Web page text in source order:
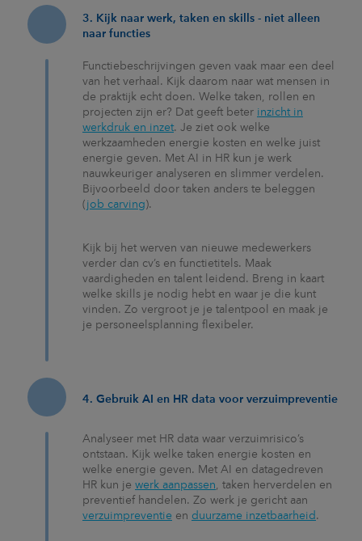
3. Kijk naar werk, taken en skills - niet alleen
naar functies
Functiebeschrijvingen geven vaak maar een deel
van het verhaal. Kijk daarom naar wat mensen in
de praktijk echt doen. Welke taken, rollen en
projecten zijn er? Dat geeft beter inzicht in
werkdruk en inzet. Je ziet ook welke
werkzaamheden energie kosten en welke juist
energie geven. Met AI in HR kun je werk
nauwkeuriger analyseren en slimmer verdelen.
Bijvoorbeeld door taken anders te beleggen
( job carving ).
Kijk bij het werven van nieuwe medewerkers
verder dan cv’s en functietitels. Maak
vaardigheden en talent leidend. Breng in kaart
welke skills je nodig hebt en waar je die kunt
vinden. Zo vergroot je je talentpool en maak je
je personeelsplanning flexibeler.
4. Gebruik AI en HR data voor verzuimpreventie
Analyseer met HR data waar verzuimrisico’s
ontstaan. Kijk welke taken energie kosten en
welke energie geven. Met AI en datagedreven
HR kun je werk aanpassen, taken herverdelen en
preventief handelen. Zo werk je gericht aan
verzuimpreventie en duurzame inzetbaarheid .